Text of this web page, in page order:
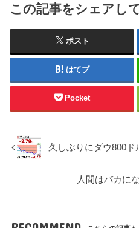
この記事をシェアし
ポスト
はてブ
Pocket
久しぶりにダウ800
人間はバカに